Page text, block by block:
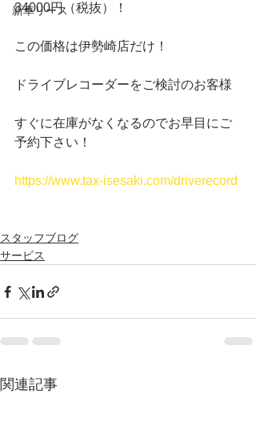
新車リース
34000円（税抜）！
この価格は伊勢崎店だけ！
ドライブレコーダーをご検討のお客様
すぐに在庫がなくなるのでお早目にご
予約下さい！
https://www.tax-isesaki.com/driverecord
スタッフブログ
サービス
関連記事